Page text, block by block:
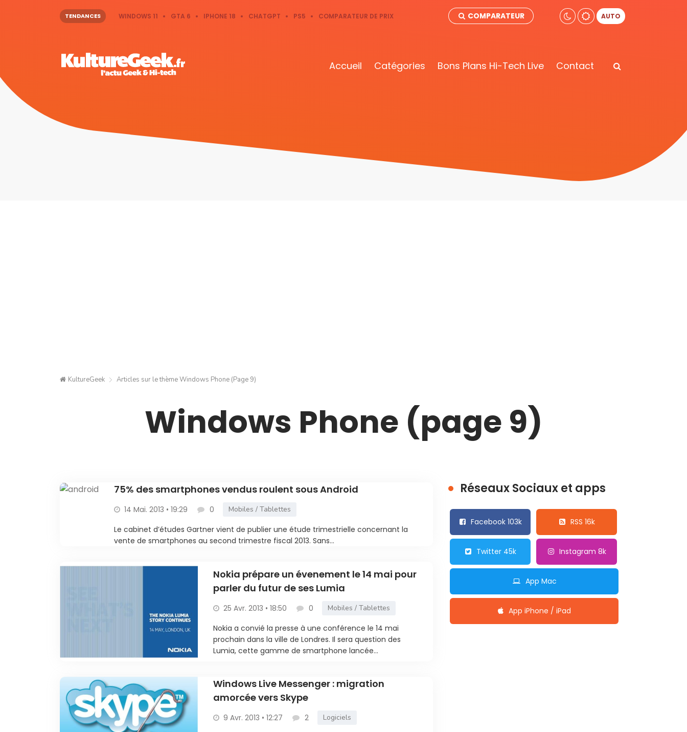
TENDANCES WINDOWS 11 GTA 6 IPHONE 18 CHATGPT PS5 COMPARATEUR DE PRIX COMPARATEUR AUTO
Accueil Catégories Bons Plans Hi-Tech Live Contact
KultureGeek Articles sur le thèmeWindows Phone (Page 9)
Windows Phone (page 9)
75% des smartphones vendus roulent sous Android
14 Mai. 2013 • 19:29 0 Mobiles / Tablettes
Le cabinet d’études Gartner vient de publier une étude trimestrielle concernant la
vente de smartphones au second trimestre fiscal 2013. Sans...
Nokia prépare un évenement le 14 mai pour
parler du futur de ses Lumia
25 Avr. 2013 • 18:50 0 Mobiles / Tablettes
Nokia a convié la presse à une conférence le 14 mai
prochain dans la ville de Londres. Il sera question des
Lumia, cette gamme de smartphone lancée...
Windows Live Messenger : migration
amorcée vers Skype
9 Avr. 2013 • 12:27 2 Logiciels
Réseaux Sociaux et apps
Facebook 103k RSS 16k
Twitter 45k Instagram 8k
App Mac
App iPhone / iPad